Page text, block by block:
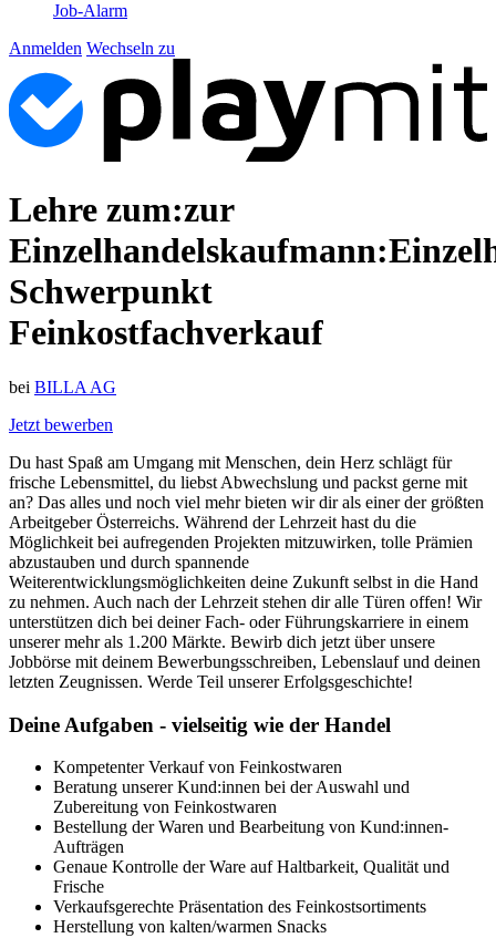
Job-Alarm
Anmelden Wechseln zu
Lehre zum:zur
Schwerpunkt
Feinkostfachverkauf
bei BILLA AG
Jetzt bewerben
Du hast Spaß am Umgang mit Menschen, dein Herz schlägt für
frische Lebensmittel, du liebst Abwechslung und packst gerne mit
an? Das alles und noch viel mehr bieten wir dir als einer der größten
Arbeitgeber Österreichs. Während der Lehrzeit hast du die
Möglichkeit bei aufregenden Projekten mitzuwirken, tolle Prämien
abzustauben und durch spannende
Weiterentwicklungsmöglichkeiten deine Zukunft selbst in die Hand
zu nehmen. Auch nach der Lehrzeit stehen dir alle Türen offen! Wir
unterstützen dich bei deiner Fach- oder Führungskarriere in einem
unserer mehr als 1.200 Märkte. Bewirb dich jetzt über unsere
Jobbörse mit deinem Bewerbungsschreiben, Lebenslauf und deinen
letzten Zeugnissen. Werde Teil unserer Erfolgsgeschichte!
Deine Aufgaben - vielseitig wie der Handel
Kompetenter Verkauf von Feinkostwaren
Beratung unserer Kund:innen bei der Auswahl und
Zubereitung von Feinkostwaren
Bestellung der Waren und Bearbeitung von Kund:innen-
Aufträgen
Genaue Kontrolle der Ware auf Haltbarkeit, Qualität und
Frische
Verkaufsgerechte Präsentation des Feinkostsortiments
Herstellung von kalten/warmen Snacks